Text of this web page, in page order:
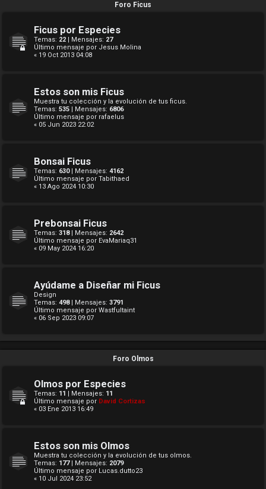
Foro Ficus
Ficus por Especies
Temas: 22 | Mensajes: 27
Último mensaje por Jesus Molina
« 19 Oct 2013 04:08
Estos son mis Ficus
Muestra tu colección y la evolución de tus ficus.
Temas: 535 | Mensajes: 6806
Último mensaje por rafaelus
« 05 Jun 2023 22:02
Bonsai Ficus
Temas: 630| Mensajes: 4162
Último mensaje por Tabithaed
« 13 Ago 2024 10:30
Prebonsai Ficus
Temas: 318| Mensajes: 2642
Último mensaje por EvaMariaq31
« 09 May 2024 16:20
Ayúdame a Diseñar mi Ficus
Design
Temas: 498| Mensajes: 3791
Último mensaje por Wastfultaint
« 06 Sep 2023 09:07
Foro Olmos
Olmos por Especies
Temas: 11 | Mensajes: 11
Último mensaje por David Cortizas
« 03 Ene 2013 16:49
Estos son mis Olmos
Muestra tu colección y la evolución de tus olmos.
Temas: 177| Mensajes: 2079
Último mensaje por Lucas.dutto23
« 10 Jul 2024 23:52